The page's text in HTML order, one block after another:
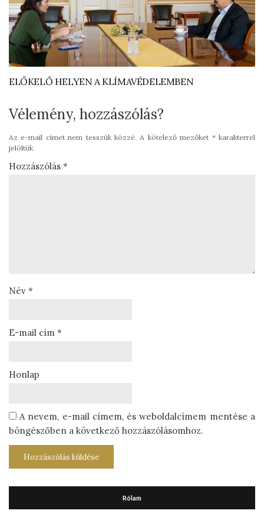
ELŐKELŐ HELYEN A KLÍMAVÉDELEMBEN
Vélemény, hozzászólás?
Az e-mail címet nem tesszük közzé. A kötelező mezőket *karakterrel
jelöltük
Hozzászólás *
Név *
E-mail cím *
Honlap
A nevem, e-mail címem, és weboldalcímem mentése a
böngészőben a következő hozzászólásomhoz.
Rólam